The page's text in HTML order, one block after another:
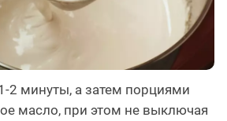
2 минуты, а затем порциями
масло, при этом не выключая